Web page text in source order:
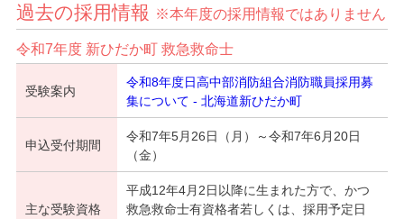
過去の採用情報 ※本年度の採用情報ではありません
令和7年度 新ひだか町 救急救命士
受験案内
令和8年度日高中部消防組合消防職員採用募
集について - 北海道新ひだか町
申込受付期間
令和7年5月26日（月）～令和7年6月20日
（金）
主な受験資格
平成12年4月2日以降に生まれた方で、かつ
救急救命士有資格者若しくは、採用予定日